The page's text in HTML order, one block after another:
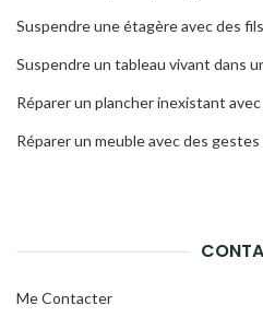
Suspendre une étagère avec des
Suspendre un tableau vivant dans
Réparer un plancher inexistant
Réparer un meuble avec des
Me Contacter